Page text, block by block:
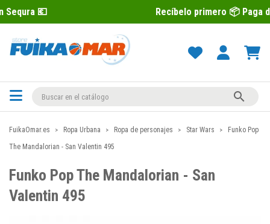
Recíbelo primero 📦 Paga después con

FuikaOmar.es Ropa Urbana Ropa de personajes Star Wars
Funko Pop
The Mandalorian - San Valentin 495
Funko Pop The Mandalorian - San
Valentin 495